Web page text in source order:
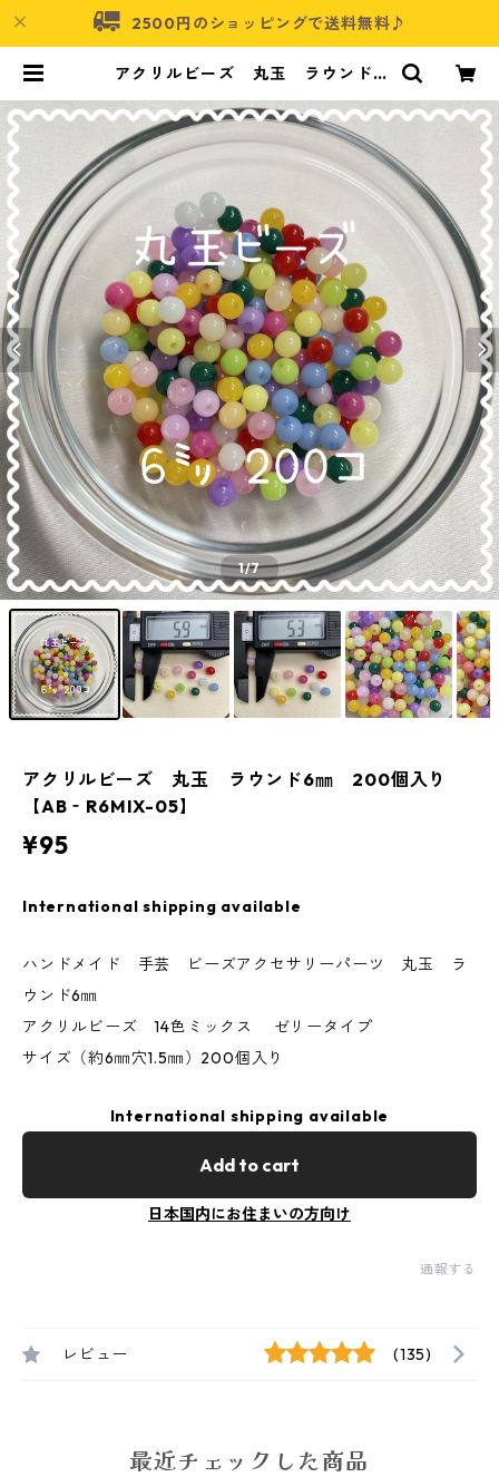
2500円のショッピングで送料無料♪
アクリルビーズ 丸玉 ラウンド6
5】 | アクセサリーパーツショッ
プ・可愛いハンドメイドパーツ通販
| ネムネコ
1/7
アクリルビーズ 丸玉 ラウンド6㎜ 200個入り
【AB‐R6MIX-05】
¥95
International shipping available
ハンドメイド 手芸 ビーズアクセサリーパーツ 丸玉 ラ
ウンド6㎜
アクリルビーズ 14色ミックス ゼリータイプ
サイズ（約6㎜穴1.5㎜）200個入り
International shipping available
Add to cart
日本国内にお住まいの方向け
通報する
レビュー (135)
最近チェックした商品